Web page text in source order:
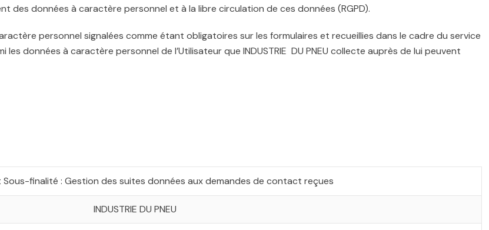
des données à caractère personnel et à la libre circulation de ces données (RGPD).
personnel signalées comme étant obligatoires sur les formulaires et recueillies dans le cadre du service
données à caractère personnel de l’Utilisateur que INDUSTRIE DU PNEU collecte auprès de lui peuvent
finalité : Gestion des suites données aux demandes de contact reçues
INDUSTRIE DU PNEU